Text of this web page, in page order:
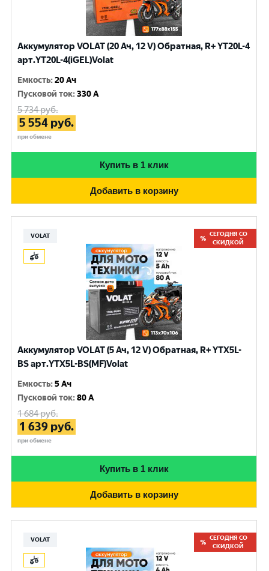
Аккумулятор VOLAT (20 Ач, 12 V) Обратная, R+ YT20L-4
арт.YT20L-4(iGEL)Volat
Емкость:20 Ач
Пусковой ток:330 A
5 734руб.
5 554 руб.
при обмене
Купить в 1 клик
Добавить в корзину
VOLAT
СЕГОДНЯ СО
СКИДКОЙ
Аккумулятор VOLAT (5 Ач, 12 V) Обратная, R+ YTX5L-
BS арт.YTX5L-BS(MF)Volat
Емкость:5 Ач
Пусковой ток:80 A
1 684руб.
1 639 руб.
при обмене
Купить в 1 клик
Добавить в корзину
VOLAT
СЕГОДНЯ СО
СКИДКОЙ